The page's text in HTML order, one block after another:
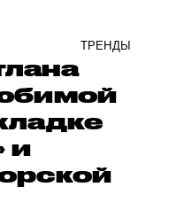
ТРЕНДЫ
и